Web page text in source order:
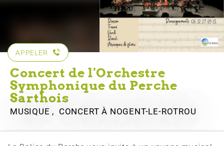
APPELER
Concert de l'Orchestre
Symphonique du Perche
Sarthois
MUSIQUE , CONCERTÀ NOGENT-LE-ROTROU